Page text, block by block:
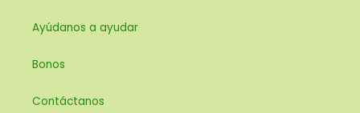
Ayúdanos a ayudar
Bonos
Contáctanos